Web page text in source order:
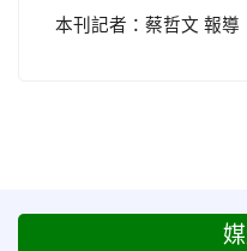
本刊記者：蔡哲文 報導